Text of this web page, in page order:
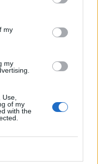
my
my
of my
with the
da bruciare,
con i nostri